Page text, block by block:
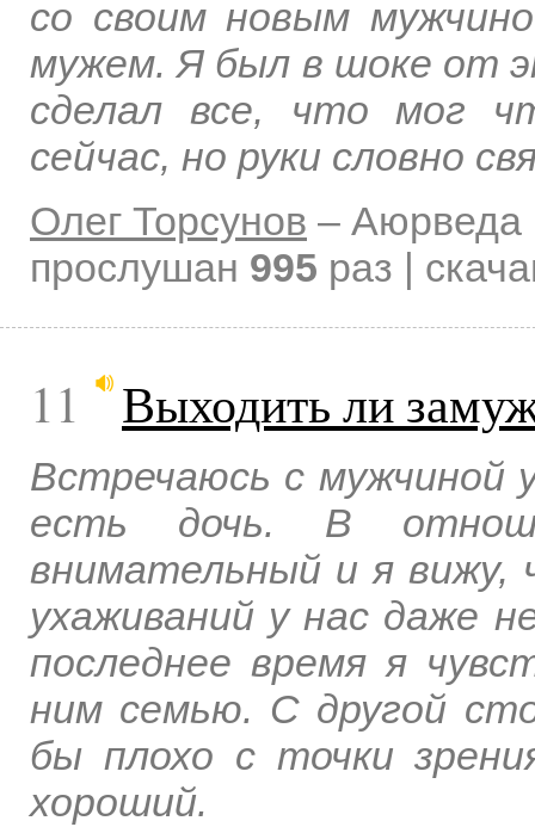
со своим новым
мужем. Я был в шоке от
сделал все, что мог
сейчас, но руки словно
Олег Торсунов – Аюрведа
прослушан 995 раз |
11 Выходить ли
Встречаюсь с мужчиной
есть дочь. В
внимательный и я вижу,
ухаживаний у нас даже
последнее время я
ним семью. С другой
бы плохо с точки
хороший.